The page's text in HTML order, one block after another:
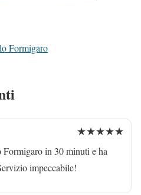
Formigaro
★★★★★
in 30 minuti e ha
impeccabile!